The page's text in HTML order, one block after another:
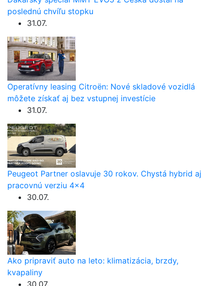
poslednú chvíľu stopku
31.07.
Operatívny leasing Citroën: Nové skladové vozidlá
môžete získať aj bez vstupnej investície
31.07.
Peugeot Partner oslavuje 30 rokov. Chystá hybrid aj
pracovnú verziu 4×4
30.07.
Ako pripraviť auto na leto: klimatizácia, brzdy,
kvapaliny
30.07.